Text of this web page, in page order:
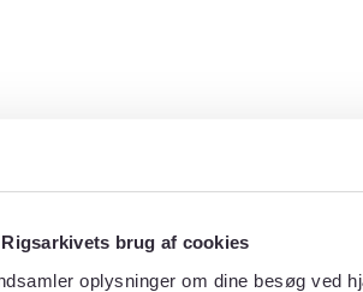
brug af cookies
oplysninger om dine besøg ved